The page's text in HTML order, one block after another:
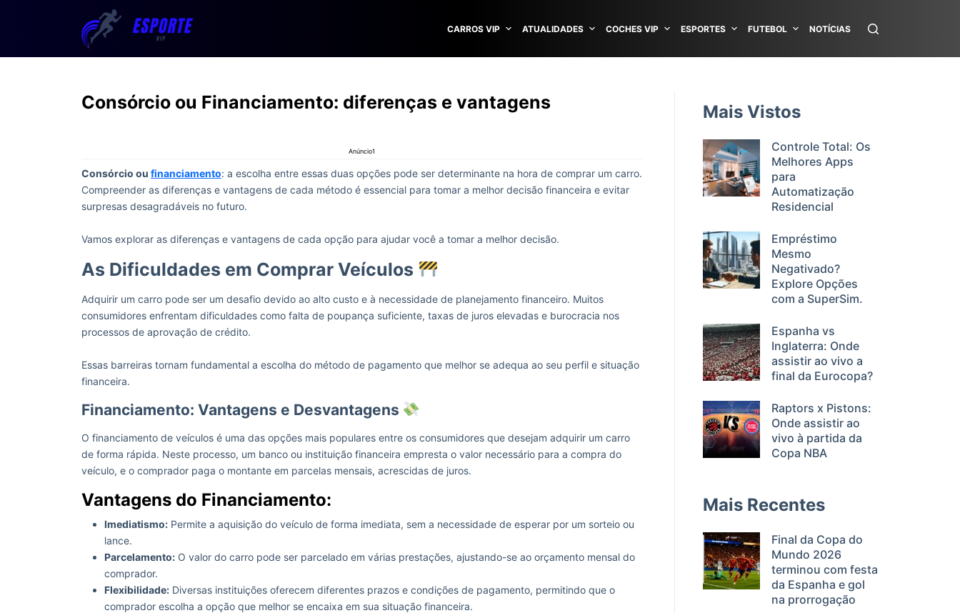
CARROS VIP ATUALIDADES COCHES VIP ESPORTES FUTEBOL NOTÍCIAS
Consórcio ou Financiamento: diferenças e vantagens
Anúncio1
Consórcio ou financiamento: a escolha entre essas duas opções pode ser determinante na hora de comprar um carro.
Compreender as diferenças e vantagens de cada método é essencial para tomar a melhor decisão financeira e evitar
surpresas desagradáveis no futuro.
Vamos explorar as diferenças e vantagens de cada opção para ajudar você a tomar a melhor decisão.
As Dificuldades em Comprar Veículos
Adquirir um carro pode ser um desafio devido ao alto custo e à necessidade de planejamento financeiro. Muitos
consumidores enfrentam dificuldades como falta de poupança suficiente, taxas de juros elevadas e burocracia nos
processos de aprovação de crédito.
Essas barreiras tornam fundamental a escolha do método de pagamento que melhor se adequa ao seu perfil e situação
financeira.
Financiamento: Vantagens e Desvantagens
O financiamento de veículos é uma das opções mais populares entre os consumidores que desejam adquirir um carro
de forma rápida. Neste processo, um banco ou instituição financeira empresta o valor necessário para a compra do
veículo, e o comprador paga o montante em parcelas mensais, acrescidas de juros.
Vantagens do Financiamento:
Imediatismo: Permite a aquisição do veículo de forma imediata, sem a necessidade de esperar por um sorteio ou
lance.
Parcelamento: O valor do carro pode ser parcelado em várias prestações, ajustando-se ao orçamento mensal do
comprador.
Flexibilidade: Diversas instituições oferecem diferentes prazos e condições de pagamento, permitindo que o
comprador escolha a opção que melhor se encaixa em sua situação financeira.
Mais Vistos
Controle Total: Os
Melhores Apps
para
Automatização
Residencial
Empréstimo
Mesmo
Negativado?
Explore Opções
com a SuperSim.
Espanha vs
Inglaterra: Onde
assistir ao vivo a
final da Eurocopa?
Raptors x Pistons:
Onde assistir ao
vivo à partida da
Copa NBA
Mais Recentes
Final da Copa do
Mundo 2026
terminou com festa
da Espanha e gol
na prorrogação